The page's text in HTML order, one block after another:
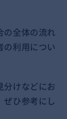
の全体の流れ
の利用につい
分けなどにお
ぜひ参考にし